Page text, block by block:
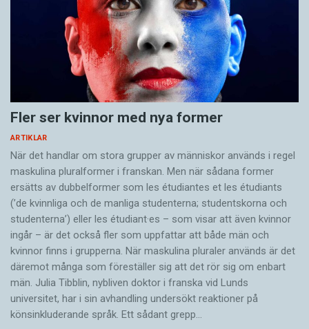
Fler ser kvinnor med nya former
ARTIKLAR
När det handlar om stora grupper av människor används i regel
maskulina pluralformer i franskan. Men när sådana ­former
ersätts av dubbel­former som les étudiantes et les étudiants
(’de kvinnliga och de manliga studenterna; studentskorna och
studenterna’) eller les étudiant·es – som visar att även kvinnor
ingår – är det också fler som uppfattar att både män och
kvinnor finns i grupperna. När maskulina pluraler används är det
där­emot många som föreställer sig att det rör sig om enbart
män. Julia Tibblin, nybliven doktor i franska vid Lunds
universitet, har i sin avhandling undersökt reaktioner på
könsinkluderande språk. Ett sådant grepp…